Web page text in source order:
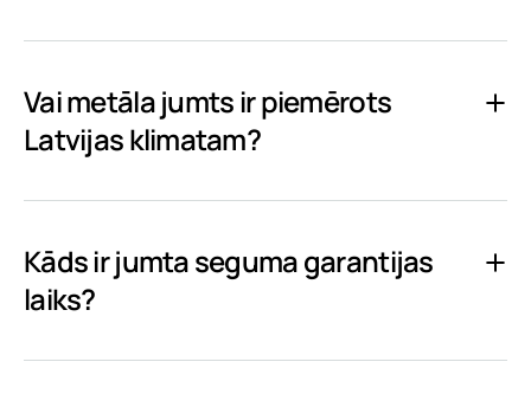
Vai metāla jumts ir piemērots
Latvijas klimatam?
Kāds ir jumta seguma garantijas
laiks?